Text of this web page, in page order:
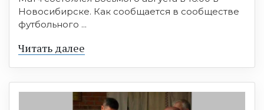
Новосибирске. Как сообщается в сообществе
футбольного ...
Читать далее